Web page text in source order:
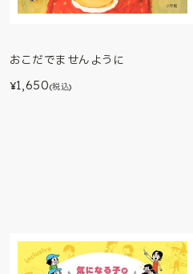
おこだでませんように
¥1,650(税込)